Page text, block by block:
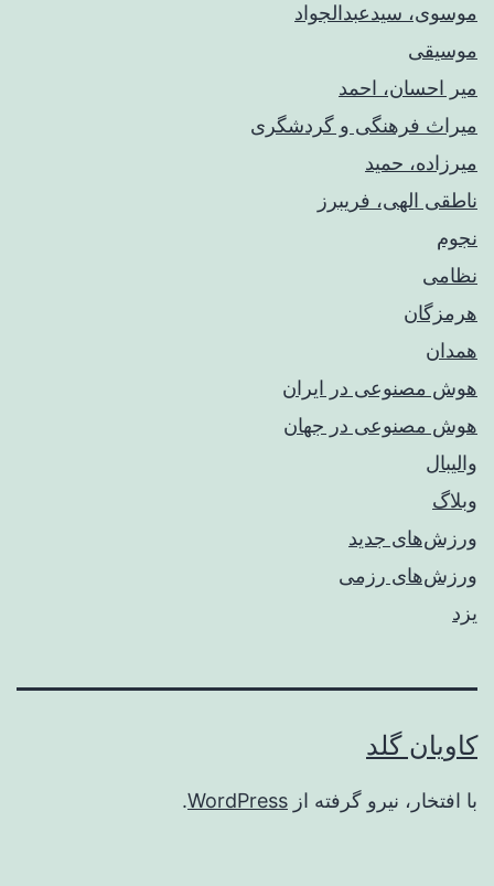
موسوی، سیدعبدالجواد
موسیقی
میر احسان، احمد
میراث فرهنگی و گردشگری
میرزاده، حمید
ناطقی الهی، فریبرز
نجوم
نظامی
هرمزگان
همدان
هوش مصنوعی در ایران
هوش مصنوعی در جهان
والیبال
وبلاگ
ورزش‌های جدید
ورزش‌های رزمی
یزد
کاویان گلد
با افتخار، نیرو گرفته از WordPress
.